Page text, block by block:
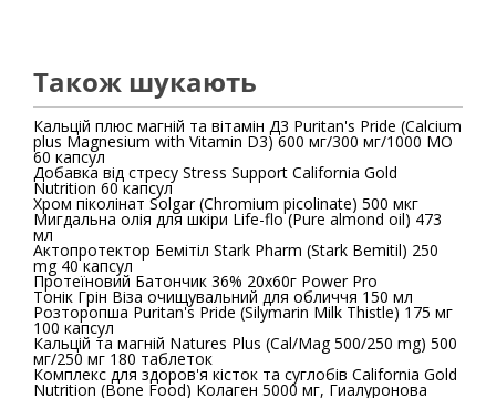
Також шукають
Кальцій плюс магній та вітамін Д3 Puritan's Pride (Calcium
plus Magnesium with Vitamin D3) 600 мг/300 мг/1000 МО
60 капсул
Добавка від стресу Stress Support California Gold
Nutrition 60 капсул
Хром піколінат Solgar (Chromium picolinate) 500 мкг
Мигдальна олія для шкіри Life-flo (Pure almond oil) 473
мл
Актопротектор Бемітіл Stark Pharm (Stark Bemitil) 250
mg 40 капсул
Протеїновий Батончик 36% 20x60г Power Pro
Тонік Грін Віза очищувальний для обличчя 150 мл
Розторопша Puritan's Pride (Silymarin Milk Thistle) 175 мг
100 капсул
Кальцій та магній Natures Plus (Cal/Mag 500/250 mg) 500
мг/250 мг 180 таблеток
Комплекс для здоров'я кісток та суглобів California Gold
Nutrition (Bone Food) Колаген 5000 мг, Гиалуронова